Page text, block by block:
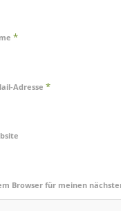
*
Adresse *
Browser für meinen